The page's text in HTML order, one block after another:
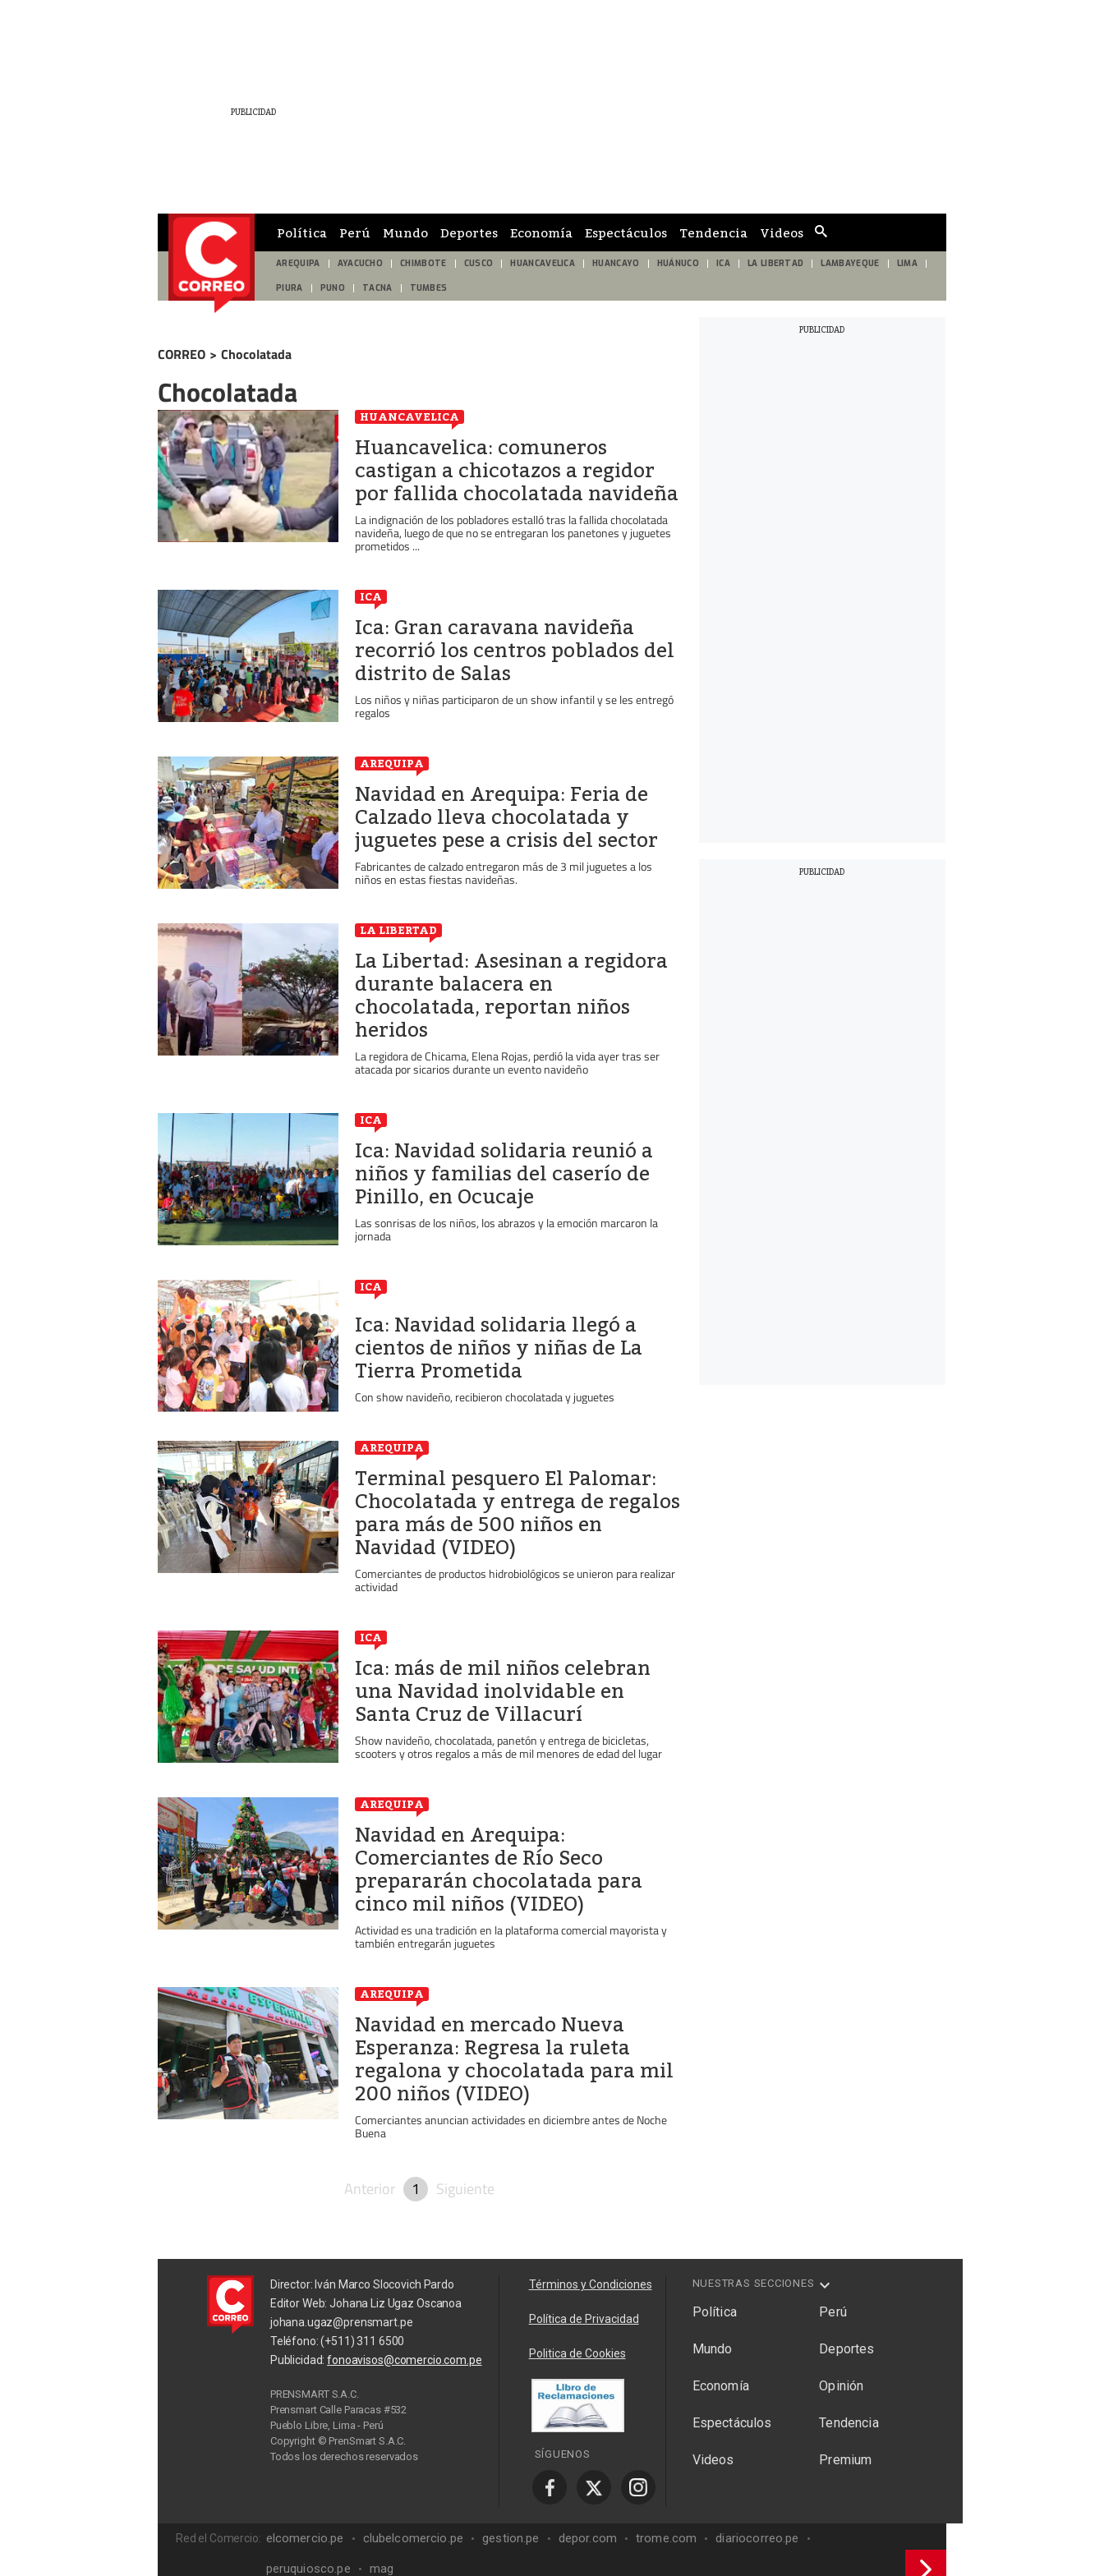
de
búsqueda
Política Perú Mundo Deportes Economía Espectáculos Tendencia Videos
AREQUIPA AYACUCHO CHIMBOTE CUSCO HUANCAVELICA HUANCAYO HUÁNUCO ICA LA LIBERTAD LAMBAYEQUE LIMA
PIURA PUNO TACNA TUMBES
CORREO > Chocolatada
Chocolatada
HUANCAVELICA
Huancavelica: comuneros
castigan a chicotazos a regidor
por fallida chocolatada navideña
La indignación de los pobladores estalló tras la fallida chocolatada
navideña, luego de que no se entregaran los panetones y juguetes
prometidos ...
ICA
Ica: Gran caravana navideña
recorrió los centros poblados del
distrito de Salas
Los niños y niñas participaron de un show infantil y se les entregó
regalos
AREQUIPA
Navidad en Arequipa: Feria de
Calzado lleva chocolatada y
juguetes pese a crisis del sector
Fabricantes de calzado entregaron más de 3 mil juguetes a los
niños en estas fiestas navideñas.
LA LIBERTAD
La Libertad: Asesinan a regidora
durante balacera en
chocolatada, reportan niños
heridos
La regidora de Chicama, Elena Rojas, perdió la vida ayer tras ser
atacada por sicarios durante un evento navideño
ICA
Ica: Navidad solidaria reunió a
niños y familias del caserío de
Pinillo, en Ocucaje
Las sonrisas de los niños, los abrazos y la emoción marcaron la
jornada
ICA
Ica: Navidad solidaria llegó a
cientos de niños y niñas de La
Tierra Prometida
Con show navideño, recibieron chocolatada y juguetes
AREQUIPA
Terminal pesquero El Palomar:
Chocolatada y entrega de regalos
para más de 500 niños en
Navidad (VIDEO)
Comerciantes de productos hidrobiológicos se unieron para realizar
actividad
ICA
Ica: más de mil niños celebran
una Navidad inolvidable en
Santa Cruz de Villacurí
Show navideño, chocolatada, panetón y entrega de bicicletas,
scooters y otros regalos a más de mil menores de edad del lugar
AREQUIPA
Navidad en Arequipa:
Comerciantes de Río Seco
prepararán chocolatada para
cinco mil niños (VIDEO)
Actividad es una tradición en la plataforma comercial mayorista y
también entregarán juguetes
AREQUIPA
Navidad en mercado Nueva
Esperanza: Regresa la ruleta
regalona y chocolatada para mil
200 niños (VIDEO)
Comerciantes anuncian actividades en diciembre antes de Noche
Buena
Anterior 1 Siguiente
Director: Iván Marco Slocovich Pardo
Editor Web: Johana Liz Ugaz Oscanoa
johana.ugaz@prensmart.pe
Teléfono: (+511) 311 6500
Publicidad:fonoavisos@comercio.com.pe
PRENSMART S.A.C.
Prensmart Calle Paracas #532
Pueblo Libre, Lima - Perú
Copyright © PrenSmart S.A.C.
Todos los derechos reservados
Términos y Condiciones
Política de Privacidad
Politica de Cookies
SÍGUENOS
NUESTRAS SECCIONES
Política Perú
Mundo Deportes
Economía Opinión
Espectáculos Tendencia
Videos Premium
Red el Comercio: elcomercio.pe clubelcomercio.pe gestion.pe depor.com trome.com diariocorreo.pe
peruquiosco.pe mag